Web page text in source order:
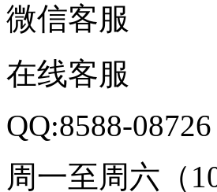
微信客服
在线客服
QQ:8588-08726
周一至周六（